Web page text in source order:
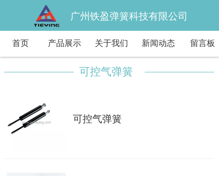
广州铁盈弹簧科技有限公司
首页 产品展示 关于我们 新闻动态 留言板
可控气弹簧
可控气弹簧